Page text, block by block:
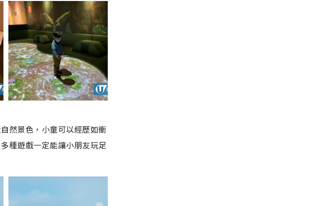
然景色，小童可以經歷如衝
種遊戲一定能讓小朋友玩足